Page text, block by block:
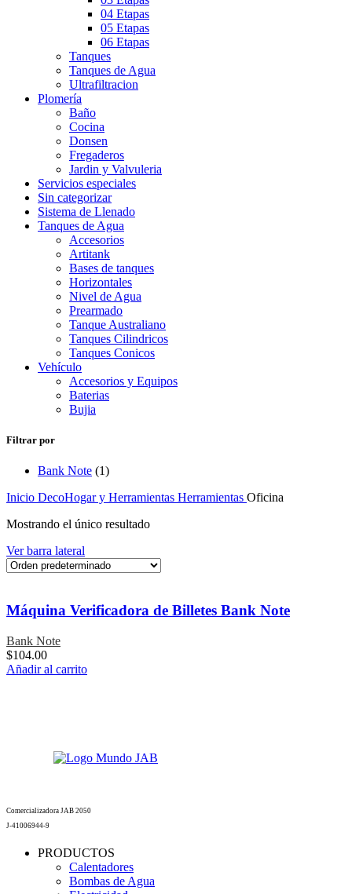
04 Etapas
05 Etapas
06 Etapas
Tanques
Tanques de Agua
Ultrafiltracion
Plomería
Baño
Cocina
Donsen
Fregaderos
Jardin y Valvuleria
Servicios especiales
Sin categorizar
Sistema de Llenado
Tanques de Agua
Accesorios
Artitank
Bases de tanques
Horizontales
Nivel de Agua
Prearmado
Tanque Australiano
Tanques Cilindricos
Tanques Conicos
Vehículo
Accesorios y Equipos
Baterias
Bujia
Filtrar por
Bank Note (1)
Inicio DecoHogar y Herramientas Herramientas Oficina
Mostrando el único resultado
Ver barra lateral
Máquina Verificadora de Billetes Bank Note
Bank Note
$104.00
Añadir al carrito
Comercializadora JAB 2050
J-41006944-9
PRODUCTOS
Calentadores
Bombas de Agua